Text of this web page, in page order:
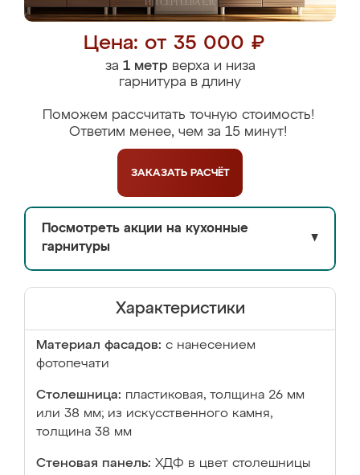
Цена: от 35 000 ₽
за 1 метрверха и низа
гарнитура в длину
Поможем рассчитать точную стоимость!
Ответим менее, чем за 15 минут!
ЗАКАЗАТЬ РАСЧЁТ
Посмотреть акции на кухонные
гарнитуры
▼
Характеристики
Материал фасадов: с нанесением
фотопечати
Столешница: пластиковая, толщина 26 мм
или 38 мм; из искусственного камня,
толщина 38 мм
Стеновая панель: ХДФ в цвет столешницы